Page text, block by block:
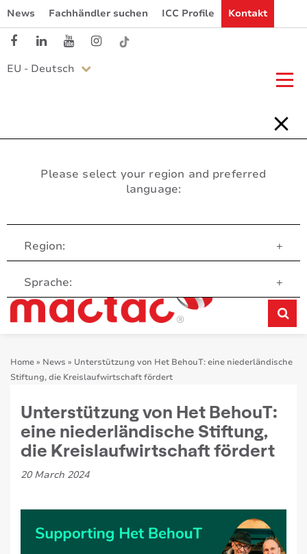
News Fachhändler suchen ICC Profile Kontakt
EU - Deutsch
Please select your region and preferred
language:
Region: +
Sprache: +
Customer Service
Home» News » Unterstützung von Het BehouT: eine niederländische
Stiftung, die Kreislaufwirtschaft fördert
Unterstützung von Het BehouT:
eine niederländische Stiftung,
die Kreislaufwirtschaft fördert
20 March 2024